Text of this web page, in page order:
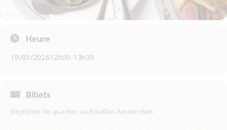
Heure
19/05/202612h00-13h30
Billets
Déjeûner de quartier au Bouillon Amsterdam